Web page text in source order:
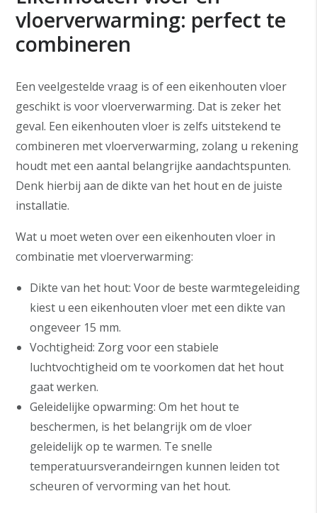
vloerverwarming: perfect te
combineren
Een veelgestelde vraag is of een eikenhouten vloer
geschikt is voor vloerverwarming. Dat is zeker het
geval. Een eikenhouten vloer is zelfs uitstekend te
combineren met vloerverwarming, zolang u rekening
houdt met een aantal belangrijke aandachtspunten.
Denk hierbij aan de dikte van het hout en de juiste
installatie.
Wat u moet weten over een eikenhouten vloer in
combinatie met vloerverwarming:
Dikte van het hout: Voor de beste warmtegeleiding
kiest u een eikenhouten vloer met een dikte van
ongeveer 15 mm.
Vochtigheid: Zorg voor een stabiele
luchtvochtigheid om te voorkomen dat het hout
gaat werken.
Geleidelijke opwarming: Om het hout te
beschermen, is het belangrijk om de vloer
geleidelijk op te warmen. Te snelle
temperatuursverandeirngen kunnen leiden tot
scheuren of vervorming van het hout.